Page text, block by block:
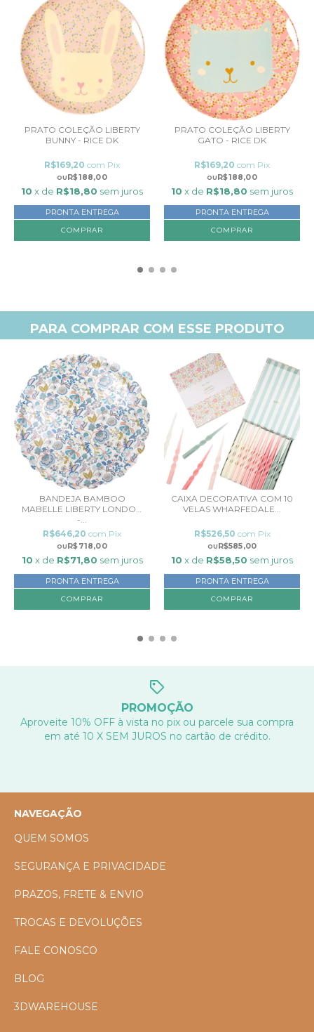
PRATO COLEÇÃO LIBERTY
BUNNY - RICE DK
R$188,00
R$169,20 com Pix
10 x de R$18,80 sem juros
PRONTA ENTREGA
PRATO COLEÇÃO LIBERTY
GATO - RICE DK
R$188,00
R$169,20 com Pix
10 x de R$18,80 sem juros
PRONTA ENTREGA
PARA COMPRAR COM ESSE PRODUTO
BANDEJA BAMBOO
MABELLE LIBERTY LONDON
-...
R$718,00
R$646,20 com Pix
10 x de R$71,80 sem juros
PRONTA ENTREGA
CAIXA DECORATIVA COM 10
VELAS WHARFEDALE...
R$585,00
R$526,50 com Pix
10 x de R$58,50 sem juros
PRONTA ENTREGA
PROMOÇÃO
Aproveite 10% OFF à vista no pix ou parcele sua compra
em até 10 X SEM JUROS no cartão de crédito.
NAVEGAÇÃO
QUEM SOMOS
SEGURANÇA E PRIVACIDADE
PRAZOS, FRETE & ENVIO
TROCAS E DEVOLUÇÕES
FALE CONOSCO
BLOG
3DWAREHOUSE